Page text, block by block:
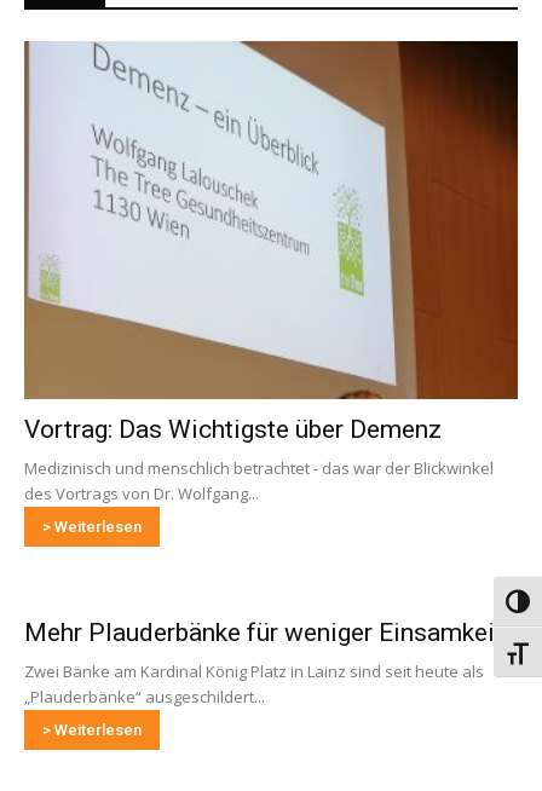
Vortrag: Das Wichtigste über Demenz
Medizinisch und menschlich betrachtet - das war der Blickwinkel
des Vortrags von Dr. Wolfgang...
> Weiterlesen
Mehr Plauderbänke für weniger Einsamkeit
Zwei Bänke am Kardinal König Platz in Lainz sind seit heute als
„Plauderbänke“ ausgeschildert...
> Weiterlesen